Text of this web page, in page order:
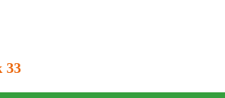
33